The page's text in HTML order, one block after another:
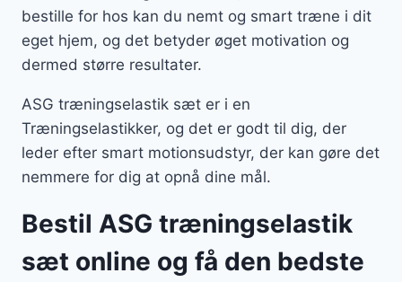
bestille for hos kan du nemt og smart træne i dit
eget hjem, og det betyder øget motivation og
dermed større resultater.
ASG træningselastik sæt er i en
Træningselastikker, og det er godt til dig, der
leder efter smart motionsudstyr, der kan gøre det
nemmere for dig at opnå dine mål.
Bestil ASG træningselastik
sæt online og få den bedste